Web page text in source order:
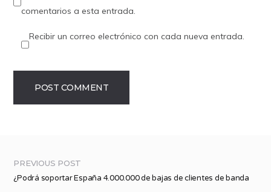
comentarios a esta entrada.
Recibir un correo electrónico con cada nueva entrada.
PREVIOUS POST
¿Podrá soportar España 4.000.000 de bajas de clientes de banda